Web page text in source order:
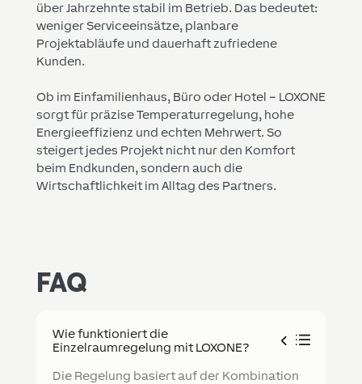
über Jahrzehnte stabil im Betrieb. Das bedeutet:
weniger Serviceeinsätze, planbare
Projektabläufe und dauerhaft zufriedene
Kunden.
Ob im Einfamilienhaus, Büro oder Hotel – LOXONE
sorgt für präzise Temperaturregelung, hohe
Energieeffizienz und echten Mehrwert. So
steigert jedes Projekt nicht nur den Komfort
beim Endkunden, sondern auch die
Wirtschaftlichkeit im Alltag des Partners.
FAQ
Wie funktioniert die
Einzelraumregelung mit LOXONE?
Die Regelung basiert auf der Kombination